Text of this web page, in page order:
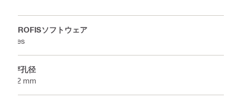
PROFISソフトウェア
Yes
穿孔径
12 mm